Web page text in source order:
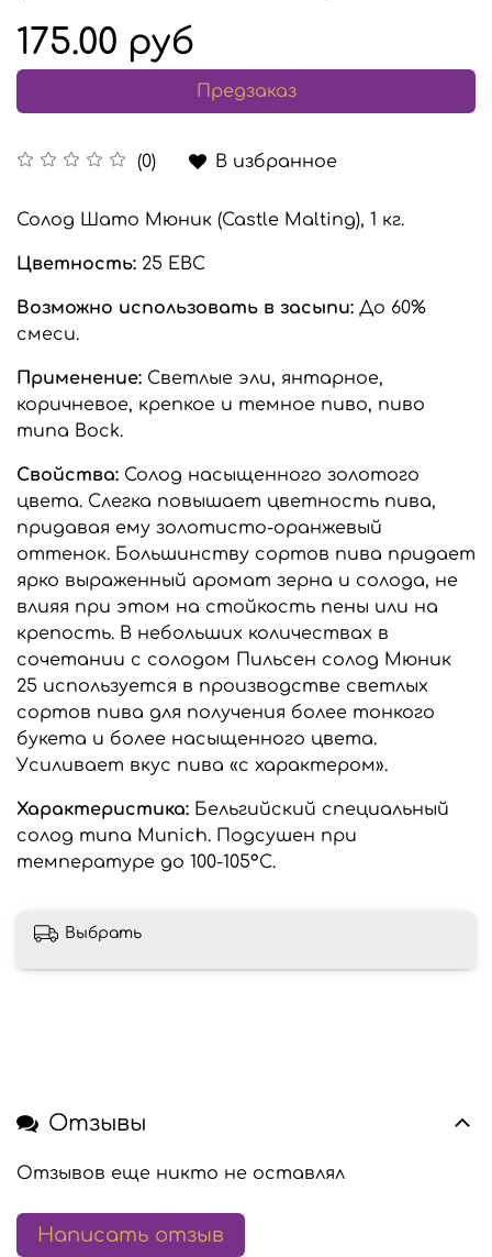
(0) В избранное
175.00 руб
Предзаказ
Солод Шато Мюник (Castle Malting), 1 кг.
Цветность: 25 EBC
Возможно использовать в засыпи: До 60%
смеси.
Применение: Светлые эли, янтарное,
коричневое, крепкое и темное пиво, пиво
типа Bock.
Свойства: Солод насыщенного золотого
цвета. Слегка повышает цветность пива,
придавая ему золотисто-оранжевый
оттенок. Большинству сортов пива придает
ярко выраженный аромат зерна и солода, не
влияя при этом на стойкость пены или на
крепость. В небольших количествах в
сочетании с солодом Пильсен солод Мюник
25 используется в производстве светлых
сортов пива для получения более тонкого
букета и более насыщенного цвета.
Усиливает вкус пива «с характером».
Характеристика: Бельгийский специальный
солод типа Munich. Подсушен при
температуре до 100-105°C.
Выбрать
Отзывы
Отзывов еще никто не оставлял
Написать отзыв